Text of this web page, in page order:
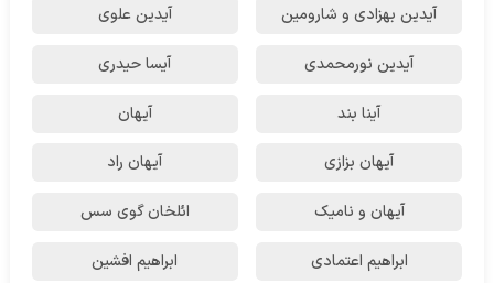
آیدین بهزادی و شارومین آیدین علوی
آیدین نورمحمدی آیسا حیدری
آینا بند آیهان
آیهان بزازی آیهان راد
آیهان و نامیک ائلخان گوی سس
ابراهیم اعتمادی ابراهیم افشین